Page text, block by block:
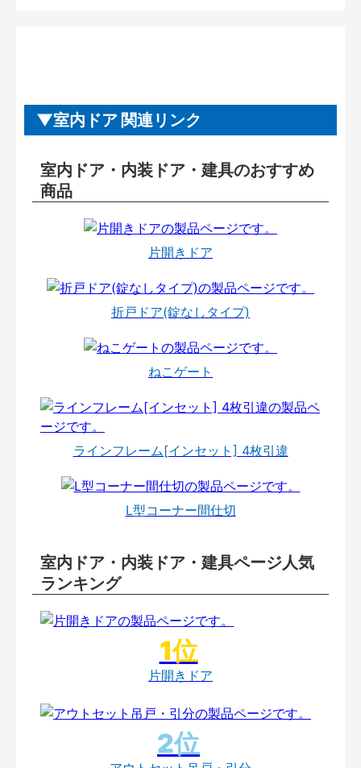
室内ドア 関連リンク
室内ドア・内装ドア・建具のおすすめ
商品
片開きドア
折戸ドア(錠なしタイプ)
ねこゲート
ラインフレーム[インセット] 4枚引違
L型コーナー間仕切
室内ドア・内装ドア・建具ページ人気
ランキング
片開きドア